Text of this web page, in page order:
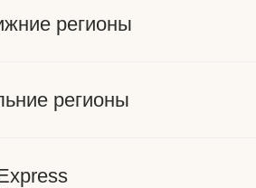
регионы
регионы